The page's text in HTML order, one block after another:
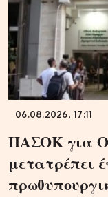
06.08.2026, 17:11
ΠΑΣΟΚ για
μετατρέπει